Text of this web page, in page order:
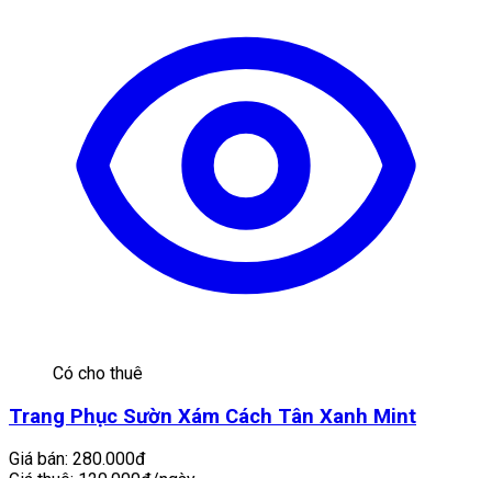
Có cho thuê
Trang Phục Sườn Xám Cách Tân Xanh Mint
Giá bán: 280.000đ